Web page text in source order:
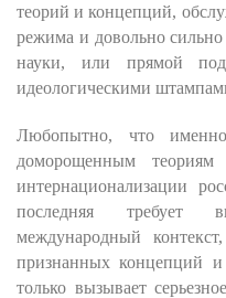
теорий и концепций,
режима и довольно
науки, или прямой
идеологическими
Любопытно, что
доморощенным теориям
интернационализации
последняя требует
международный
признанных концепций и
только вызывает